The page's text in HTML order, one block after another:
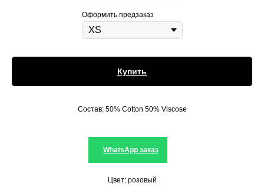
Оформить предзаказ
Купить
Состав: 50% Cotton 50% Viscose
WhatsApp заказ
Цвет: розовый